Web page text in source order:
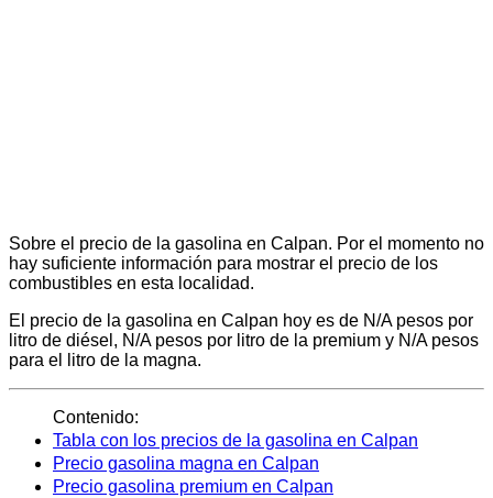
Sobre el precio de la gasolina en Calpan. Por el momento no
hay suficiente información para mostrar el precio de los
combustibles en esta localidad.
El precio de la gasolina en Calpan hoy es de N/A pesos por
litro de diésel, N/A pesos por litro de la premium y N/A pesos
para el litro de la magna.
Contenido:
Tabla con los precios de la gasolina en Calpan
Precio gasolina magna en Calpan
Precio gasolina premium en Calpan